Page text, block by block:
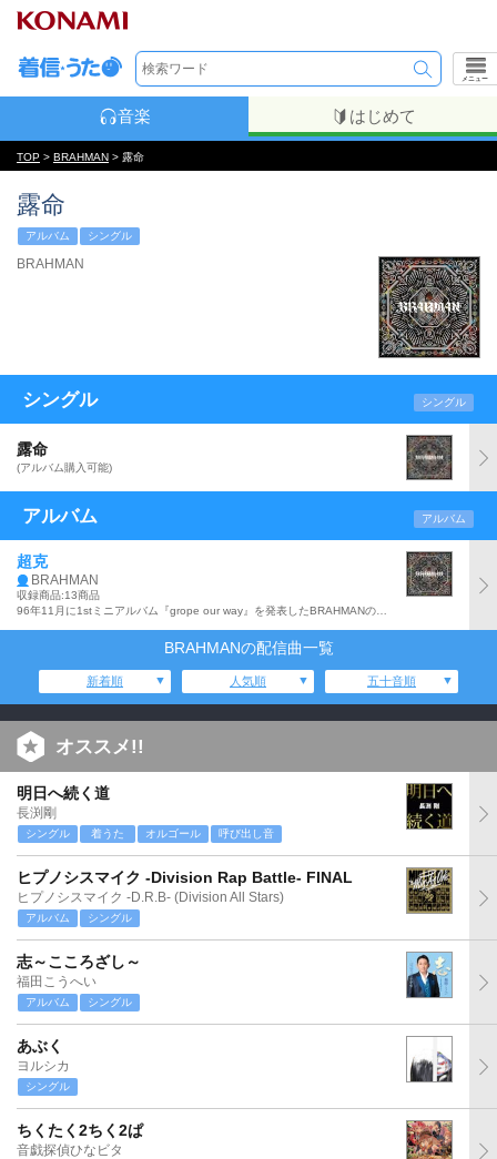
メニュー
音楽 はじめて
TOP > BRAHMAN > 露命
露命
アルバム シングル
BRAHMAN
シングル シングル
露命
(アルバム購入可能)
アルバム アルバム
超克
BRAHMAN
収録商品:13商品
BRAHMANの配信曲一覧
新着順 人気順 五十音順
オススメ!!
明日へ続く道
長渕剛
シングル 着うた オルゴール 呼び出し音
ヒプノシスマイク -Division Rap Battle- FINAL
ヒプノシスマイク -D.R.B- (Division All Stars)
アルバム シングル
志～こころざし～
福田こうへい
アルバム シングル
あぶく
ヨルシカ
シングル
ちくたく2ちく2ぱ
音戯探偵ひなビタ